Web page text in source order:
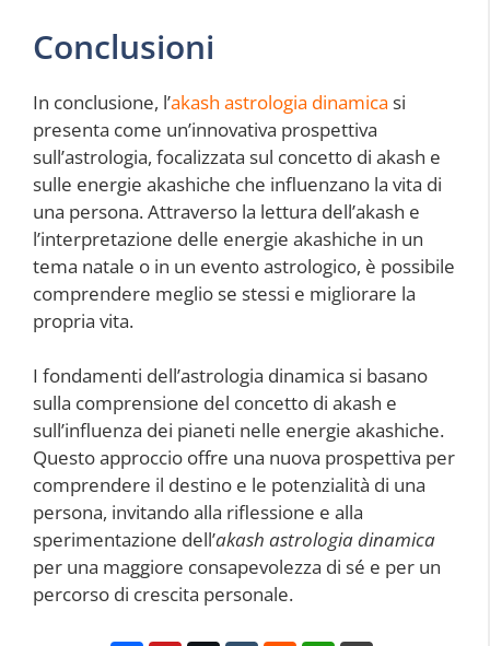
Conclusioni
In conclusione, l’akash astrologia dinamica si
presenta come un’innovativa prospettiva
sull’astrologia, focalizzata sul concetto di akash e
sulle energie akashiche che influenzano la vita di
una persona. Attraverso la lettura dell’akash e
l’interpretazione delle energie akashiche in un
tema natale o in un evento astrologico, è possibile
comprendere meglio se stessi e migliorare la
propria vita.
I fondamenti dell’astrologia dinamica si basano
sulla comprensione del concetto di akash e
sull’influenza dei pianeti nelle energie akashiche.
Questo approccio offre una nuova prospettiva per
comprendere il destino e le potenzialità di una
persona, invitando alla riflessione e alla
sperimentazione dell’akash astrologia dinamica
per una maggiore consapevolezza di sé e per un
percorso di crescita personale.